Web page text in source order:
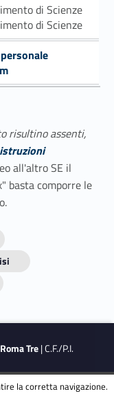
di Scienze
di Scienze
risultino assenti,
all'altro SE il
basta comporre le
Tre| C.F./P.I.
la corretta navigazione.